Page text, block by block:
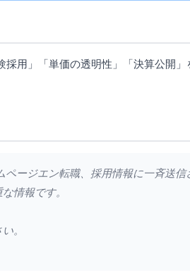
用」「単価の透明性」「決算公開
ページエン転職、採用情報に一斉送
情報です。
。